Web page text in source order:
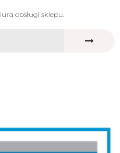
obsługi sklepu.